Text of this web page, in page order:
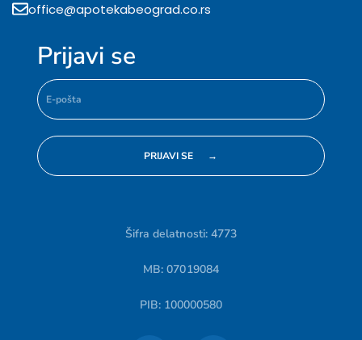
office@apotekabeograd.co.rs
Prijavi se
Šifra delatnosti: 4773
MB: 07019084
PIB: 100000580